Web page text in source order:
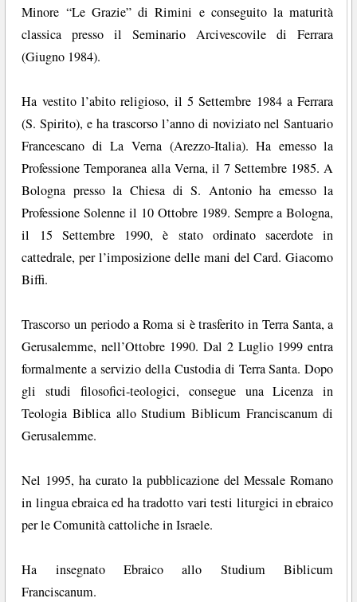
Minore “Le Grazie” di Rimini e conseguito la maturità
classica presso il Seminario Arcivescovile di Ferrara
(Giugno 1984).
Ha vestito l’abito religioso, il 5 Settembre 1984 a Ferrara
(S. Spirito), e ha trascorso l’anno di noviziato nel Santuario
Francescano di La Verna (Arezzo-Italia). Ha emesso la
Professione Temporanea alla Verna, il 7 Settembre 1985. A
Bologna presso la Chiesa di S. Antonio ha emesso la
Professione Solenne il 10 Ottobre 1989. Sempre a Bologna,
il 15 Settembre 1990, è stato ordinato sacerdote in
cattedrale, per l’imposizione delle mani del Card. Giacomo
Biffi.
Trascorso un periodo a Roma si è trasferito in Terra Santa, a
Gerusalemme, nell’Ottobre 1990. Dal 2 Luglio 1999 entra
formalmente a servizio della Custodia di Terra Santa. Dopo
gli studi filosofici-teologici, consegue una Licenza in
Teologia Biblica allo Studium Biblicum Franciscanum di
Gerusalemme.
Nel 1995, ha curato la pubblicazione del Messale Romano
in lingua ebraica ed ha tradotto vari testi liturgici in ebraico
per le Comunità cattoliche in Israele.
Ha insegnato Ebraico allo Studium Biblicum
Franciscanum.